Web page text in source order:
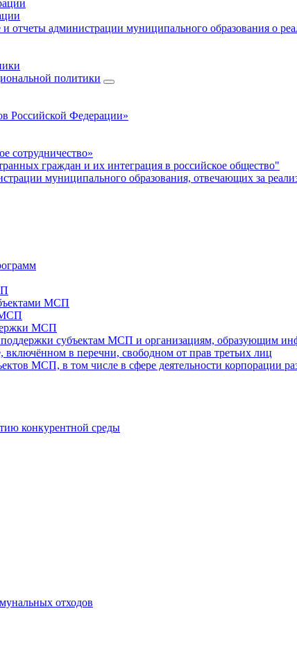
администрации муниципального образования о
политики
Российской Федерации»
сотрудничество»
граждан и их интеграция в российское общество"
муниципального образования, отвечающих за
МСП
МСП
МСП
субъектам МСП и организациям, образующим
в перечни, свободном от прав третьих лиц
МСП, в том числе в сфере деятельности корпорации
конкурентной среды
отходов